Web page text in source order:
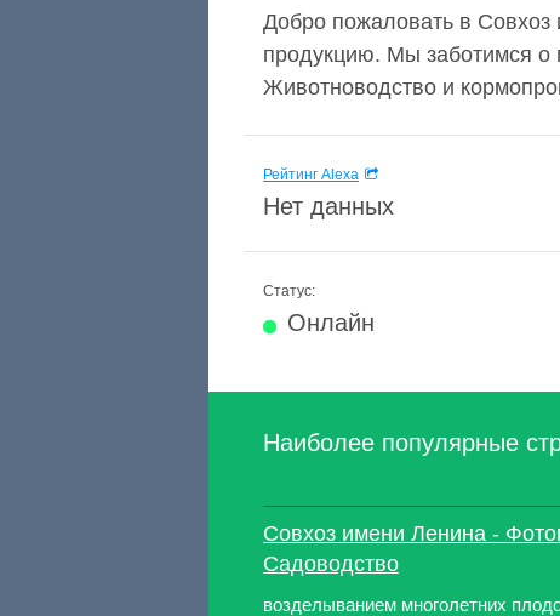
Добро пожаловать в
продукцию. Мы заботимся о
Животноводство и
Рейтинг Alexa
Нет данных
Статус:
Онлайн
Наиболее популярные
Совхоз имени Ленина -
Садоводство
возделыванием многолетних